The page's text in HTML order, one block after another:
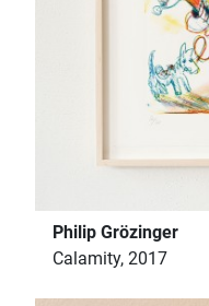
Philip Grözinger
Calamity, 2017